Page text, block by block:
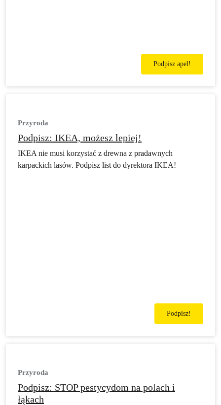
Podpisz apel!
Przyroda
Podpisz: IKEA, możesz lepiej!
IKEA nie musi korzystać z drewna z pradawnych
karpackich lasów. Podpisz list do dyrektora IKEA!
Podpisz!
Przyroda
Podpisz: STOP pestycydom na polach i
łąkach